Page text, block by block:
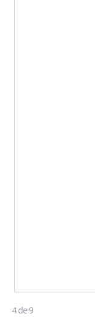
4 de 9